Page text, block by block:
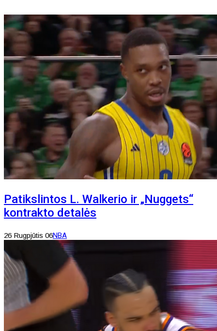
Patikslintos L. Walkerio ir „Nuggets“
kontrakto detalės
26 Rugpjūtis 06NBA